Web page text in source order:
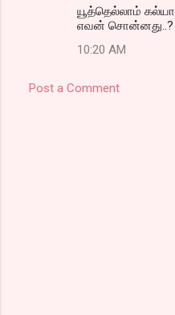
யூத்தெல்லாம்
எவன் சொன்னது..?
10:20 AM
Post a Comment